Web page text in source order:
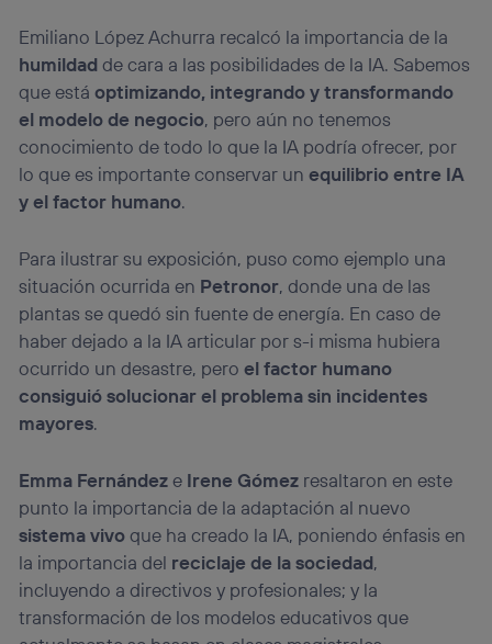
Emiliano López Achurra recalcó la importancia de la
humildadde cara a las posibilidades de la IA. Sabemos
que estáoptimizando, integrando y transformando
el modelo de negocio, pero aún no tenemos
conocimiento de todo lo que la IA podría ofrecer, por
lo que es importante conservar unequilibrio entre IA
y el factor humano.
Para ilustrar su exposición, puso como ejemplo una
situación ocurrida en Petronor, donde una de las
plantas se quedó sin fuente de energía. En caso de
haber dejado a la IA articular por s-i misma hubiera
ocurrido un desastre, peroel factor humano
consiguió solucionar el problema sin incidentes
mayores.
Emma Fernándeze Irene Gómez resaltaron en este
punto la importancia de la adaptación al nuevo
sistema vivoque ha creado la IA, poniendo énfasis en
la importancia del reciclaje de la sociedad,
incluyendo a directivos y profesionales; y la
transformación de los modelos educativos que